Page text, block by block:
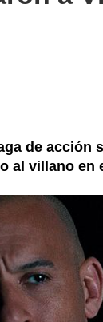
de acción
al villano en